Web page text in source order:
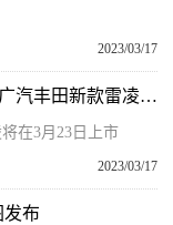
2023/03/17
焦点日报：搭第五代智能电混双擎系统 广汽丰田新款雷凌将在3月23日上市
在3月23日上市
2023/03/17
发布